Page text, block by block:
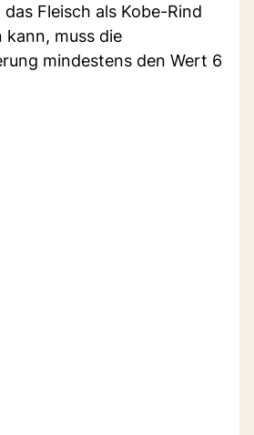
Fleisch als Kobe-Rind
muss die
mindestens den Wert 6